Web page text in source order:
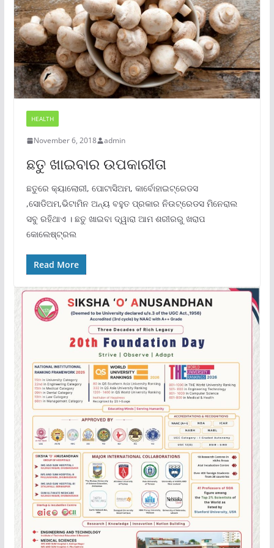
HEALTH
November 6, 2018 admin
ଛତୁ ଖାଇବାର ଉପକାରୀତା
ଛତୁରେ କ୍ୟାଲୋରୀ, ପୋଟାସିଅମ, କାର୍ବୋହାଇଟ୍ରେଡସ
,ସୋଡିଅମ,ଭିଟାମିନ ଅନ୍ୟ ବହୁତ ପ୍ରକାର ନିଉଟ୍ରେଡସ ମିନେରାଲ
ସବୁ ରହିଥାଏ । ଛତୁ ଖାଇବା ଦ୍ୱାରା ଆମ ଶରୀରରୁ ଖରାପ
କୋଲେଷ୍ଟ୍ରଲ
Read More